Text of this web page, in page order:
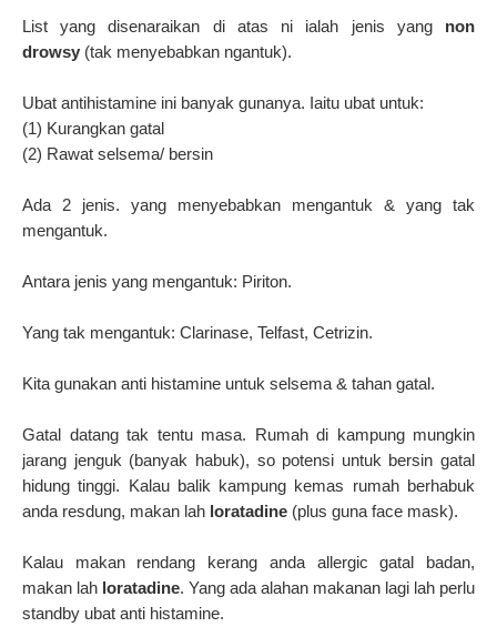
List yang disenaraikan di atas ni ialah jenis yang non
drowsy (tak menyebabkan ngantuk).
Ubat antihistamine ini banyak gunanya. Iaitu ubat untuk:
(1) Kurangkan gatal
(2) Rawat selsema/ bersin
Ada 2 jenis. yang menyebabkan mengantuk & yang tak
mengantuk.
Antara jenis yang mengantuk: Piriton.
Yang tak mengantuk: Clarinase, Telfast, Cetrizin.
Kita gunakan anti histamine untuk selsema & tahan gatal.
Gatal datang tak tentu masa. Rumah di kampung mungkin
jarang jenguk (banyak habuk), so potensi untuk bersin gatal
hidung tinggi. Kalau balik kampung kemas rumah berhabuk
anda resdung, makan lah loratadine (plus guna face mask).
Kalau makan rendang kerang anda allergic gatal badan,
makan lah loratadine. Yang ada alahan makanan lagi lah perlu
standby ubat anti histamine.